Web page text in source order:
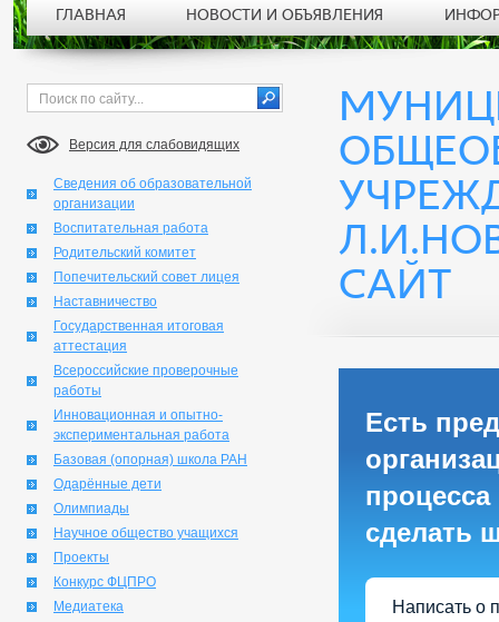
Версия для слабовидящих
Сведения об образовательной
организации
Воспитательная работа
Родительский комитет
Попечительский совет лицея
Наставничество
Государственная итоговая
аттестация
Всероссийские проверочные
работы
Инновационная и опытно-
экспериментальная работа
Базовая (опорная) школа РАН
Одарённые дети
Олимпиады
Научное общество учащихся
Проекты
Конкурс ФЦПРО
Медиатека
САЙТ
Есть
процесса
сделать
Написать о
ГЛАВНАЯ НОВОСТИ И ОБЪЯВЛЕНИЯ